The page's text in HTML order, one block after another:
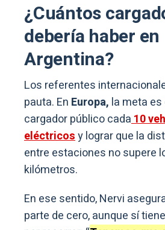
¿Cuántos
debería haber en
Argentina?
Los referentes
pauta. En Europa, la meta
cargador público cada10
eléctricosy lograr que la
entre estaciones no supere
kilómetros.
En ese sentido, Nervi
parte de cero, aunque sí